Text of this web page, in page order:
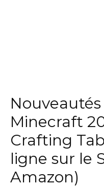
Nouveautés
Minecraft
Crafting
ligne sur le
Amazon)